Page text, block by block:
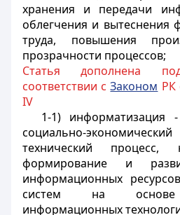
хранения и передачи
облегчения и вытеснения
труда, повышения
прозрачности процессов;
Статья дополнена
соответствии сЗаконом РК
IV
1-1) информатизация
социально-
технический процесс,
формирование и
информационных
систем на основе
информационных